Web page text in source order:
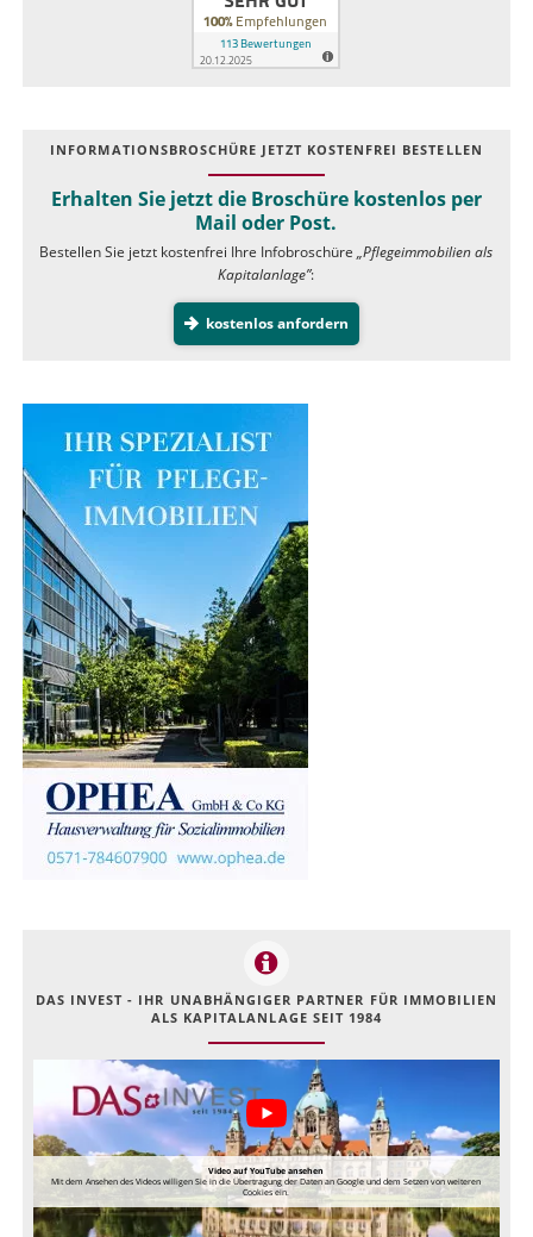
INFOR­MATIONS­BROSCHÜRE JETZT KOSTEN­FREI BESTELLEN
Erhalten Sie jetzt die Broschüre kostenlos per
Mail oder Post.
Bestellen Sie jetzt kostenfrei Ihre Infobroschüre„Pflegeimmobilien als
Kapitalanlage”:
kostenlos anfordern
DAS INVEST - IHR UNABHÄNGIGER PARTNER FÜR IMMOBILIEN
ALS KAPITALANLAGE SEIT 1984
Video auf YouTube ansehen
Mit dem Ansehen des Videos willigen Sie in die Übertragung der Daten an Google und dem Setzen von weiteren
Cookies ein.